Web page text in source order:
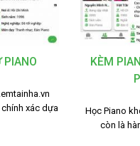
PIANO
xác dựa
KÈM
Học Piano
còn là